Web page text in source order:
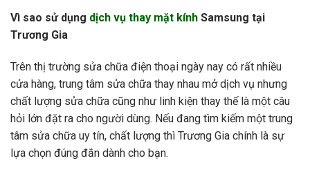
Vì sao sử dụng dịch vụ thay mặt kính Samsung tại
Trương Gia
Trên thị trường sửa chữa điện thoại ngày nay có rất nhiều
cửa hàng, trung tâm sửa chữa thay nhau mở dịch vụ nhưng
chất lượng sửa chữa cũng như linh kiện thay thế là một câu
hỏi lớn đặt ra cho người dùng. Nếu đang tìm kiếm một trung
tâm sửa chữa uy tín, chất lượng thì Trương Gia chính là sự
lựa chọn đúng đắn dành cho bạn.